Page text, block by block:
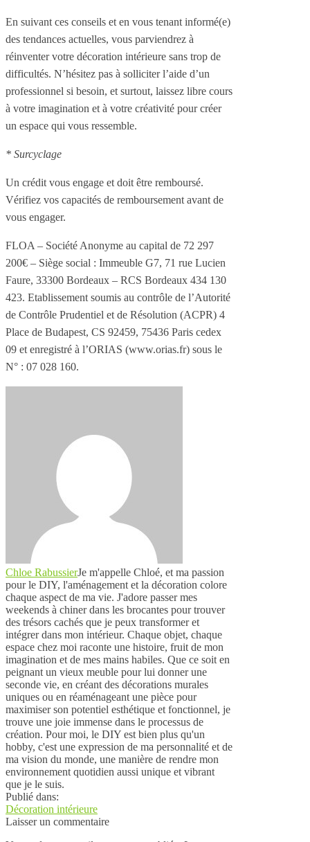
En suivant ces conseils et en vous tenant informé(e)
des tendances actuelles, vous parviendrez à
réinventer votre décoration intérieure sans trop de
difficultés. N’hésitez pas à solliciter l’aide d’un
professionnel si besoin, et surtout, laissez libre cours
à votre imagination et à votre créativité pour créer
un espace qui vous ressemble.
* Surcyclage
Un crédit vous engage et doit être remboursé.
Vérifiez vos capacités de remboursement avant de
vous engager.
FLOA – Société Anonyme au capital de 72 297
200€ – Siège social : Immeuble G7, 71 rue Lucien
Faure, 33300 Bordeaux – RCS Bordeaux 434 130
423. Etablissement soumis au contrôle de l’Autorité
de Contrôle Prudentiel et de Résolution (ACPR) 4
Place de Budapest, CS 92459, 75436 Paris cedex
09 et enregistré à l’ORIAS (www.orias.fr) sous le
N° : 07 028 160.
Chloe RabussierJe m'appelle Chloé, et ma passion
pour le DIY, l'aménagement et la décoration colore
chaque aspect de ma vie. J'adore passer mes
weekends à chiner dans les brocantes pour trouver
des trésors cachés que je peux transformer et
intégrer dans mon intérieur. Chaque objet, chaque
espace chez moi raconte une histoire, fruit de mon
imagination et de mes mains habiles. Que ce soit en
peignant un vieux meuble pour lui donner une
seconde vie, en créant des décorations murales
uniques ou en réaménageant une pièce pour
maximiser son potentiel esthétique et fonctionnel, je
trouve une joie immense dans le processus de
création. Pour moi, le DIY est bien plus qu'un
hobby, c'est une expression de ma personnalité et de
ma vision du monde, une manière de rendre mon
environnement quotidien aussi unique et vibrant
que je le suis.
Publié dans:
Décoration intérieure
Laisser un commentaire